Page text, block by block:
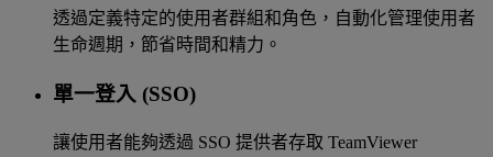
透過定義特定的使用者群組和角色，自動化管理使用者
生命週期，節省時間和精力。
單一登入 (SSO)
讓使用者能夠透過 SSO 提供者存取 TeamViewer